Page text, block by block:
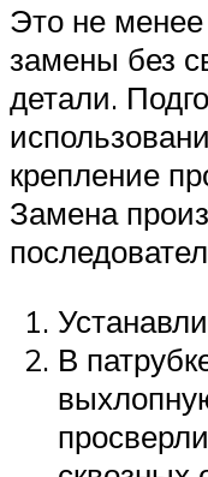
Это не
замены без
детали.
крепление
Замена
В